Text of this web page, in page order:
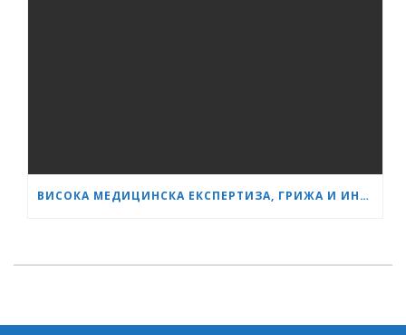
ВИСОКА МЕДИЦИНСКА ЕКСПЕРТИЗА, ГРИЖА И ИНОВАЦИИ – ,МАМА И АЗ’ ОТБЕЛЯЗВА СВОЯТА ТРЕТА ГОДИШНИНА